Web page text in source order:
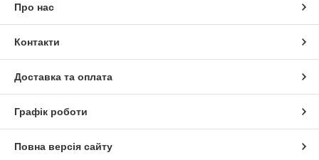
Про нас
Контакти
Доставка та оплата
Графік роботи
Повна версія сайту